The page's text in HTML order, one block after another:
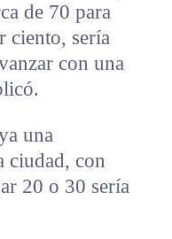
de 70 para
ciento, sería
con una
una
ciudad, con
20 o 30 sería